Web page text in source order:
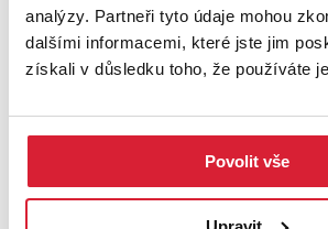
analýzy. Partneři tyto údaje mohou
dalšími informacemi, které jste jim
získali v důsledku toho, že používáte
Povolit vše